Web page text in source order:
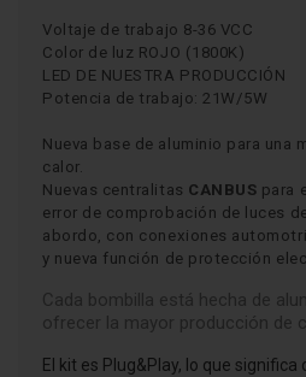
Voltaje de trabajo 8-36 VCC
Color de luz ROJO (1800K)
LED DE NUESTRA PRODUCCIÓN
Potencia de trabajo: 21W/5W
Nueva base de aluminio para una
calor.
Nuevas centralitas CANBUS para
error de comprobación de luces
abordo, con conexiones
y nueva función de protección
Cada bombilla está hecha de
ofrecer la mayor producción de
El kit es Plug&Play, lo que